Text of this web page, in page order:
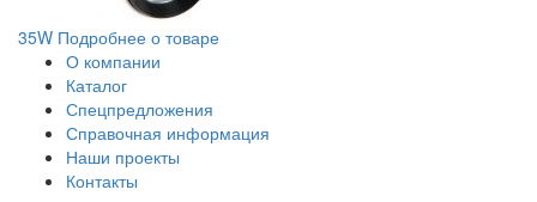
35W Подробнее о товаре
О компании
Каталог
Спецпредложения
Справочная информация
Наши проекты
Контакты